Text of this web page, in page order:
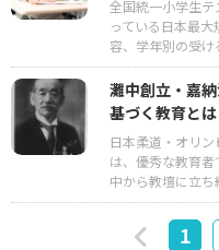
全国統一小学生
っている日本最
容、学年別の受け
灘中創立・嘉
基づく教育とは
日本柔道・オリ
は、優秀な教育
中から教壇に立ち
1